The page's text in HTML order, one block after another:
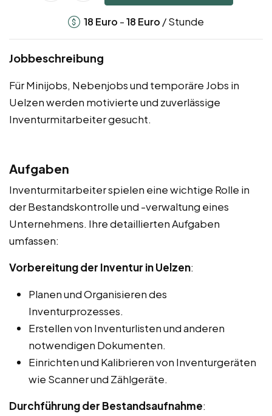
18 Euro -18 Euro / Stunde
Jobbeschreibung
Für Minijobs, Nebenjobs und temporäre Jobs in
Uelzen werden motivierte und zuverlässige
Inventurmitarbeiter gesucht.
Aufgaben
Inventurmitarbeiter spielen eine wichtige Rolle in
der Bestandskontrolle und -verwaltung eines
Unternehmens. Ihre detaillierten Aufgaben
umfassen:
Vorbereitung der Inventur in Uelzen:
Planen und Organisieren des
Inventurprozesses.
Erstellen von Inventurlisten und anderen
notwendigen Dokumenten.
Einrichten und Kalibrieren von Inventurgeräten
wie Scanner und Zählgeräte.
Durchführung der Bestandsaufnahme: